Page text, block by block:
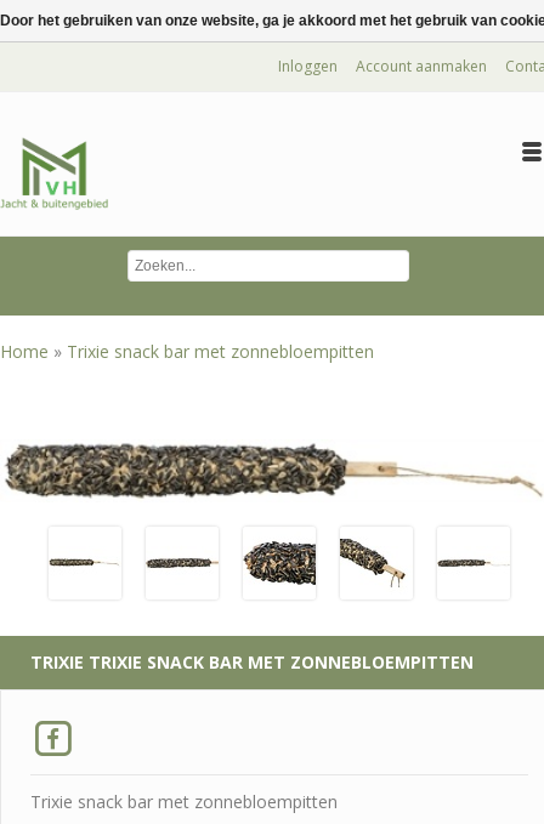
Inloggen Account aanmaken
Home » Trixie snack bar met zonnebloempitten
TRIXIE TRIXIE SNACK BAR MET ZONNEBLOEMPITTEN
Trixie snack bar met zonnebloempitten
Door het gebruiken van onze website, ga je akkoord met het gebruik van